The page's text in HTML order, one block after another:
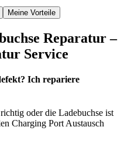
Meine Vorteile
Reparatur –
Service
Ich repariere
oder die Ladebuchse ist
Charging Port Austausch